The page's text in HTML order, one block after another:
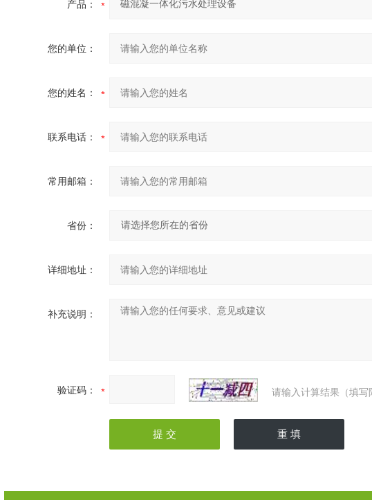
产品：
您的单位：
您的姓名：
联系电话：
常用邮箱：
省份：
详细地址：
补充说明：
验证码： 请输入计算结果（填